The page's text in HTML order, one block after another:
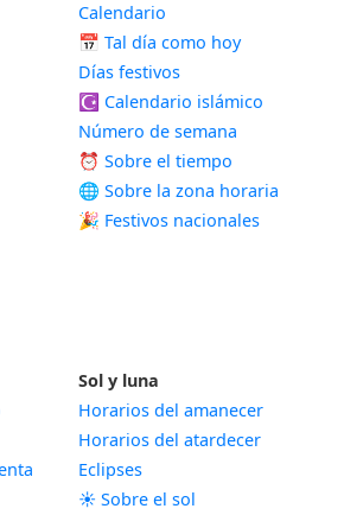
Calendario
📅 Tal día como hoy
Días festivos
☪️ Calendario islámico
Número de semana
⏰ Sobre el tiempo
🌐 Sobre la zona horaria
🎉 Festivos nacionales
Sol y luna
Horarios del amanecer
Horarios del atardecer
Eclipses
☀️ Sobre el sol